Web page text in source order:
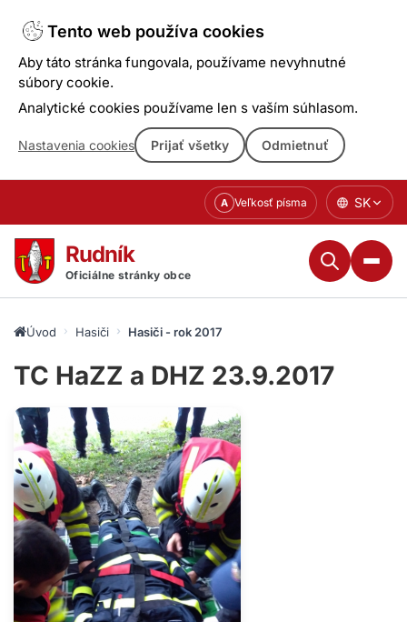
Tento web používa cookies
Aby táto stránka fungovala, používame nevyhnutné
súbory cookie.
Analytické cookies používame len s vaším súhlasom.
Nastavenia cookies Prijať všetky Odmietnuť
obsahu
A Veľkosť písma SK
Rudník
Oficiálne stránky obce
Úvod Hasiči Hasiči - rok 2017
TC HaZZ a DHZ 23.9.2017